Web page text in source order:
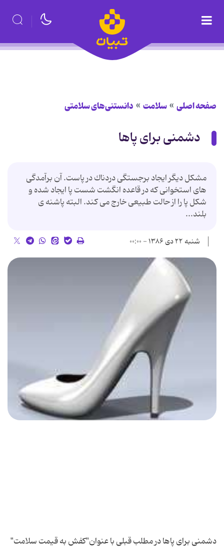
صفحه اصلی سلامت دانستنی‌های سلامتی
دشمنی برای پاها
مشكل دیگر ایجاد برجستگی دردناك در پاست. آن برآمدگی
های استخوانی كه در قاعده انگشت شست پا ایجاد شده و
شكل پا را از حالت طبیعی خارج می كند. البته پاشنه ی
بلند...
شنبه ۲۲ دی ۱۳۸۶ - ۰۰:۰۰
دشمنی برای پاها در مطلب قبلی با عنوان"کفش به قیمت سلامت"